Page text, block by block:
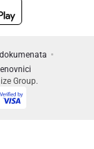
Group.